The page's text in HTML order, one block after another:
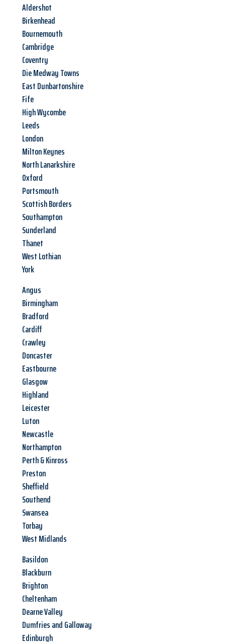
Aldershot
Birkenhead
Bournemouth
Cambridge
Coventry
Die Medway Towns
East Dunbartonshire
Fife
High Wycombe
Leeds
London
Milton Keynes
North Lanarkshire
Oxford
Portsmouth
Scottish Borders
Southampton
Sunderland
Thanet
West Lothian
York
Angus
Birmingham
Bradford
Cardiff
Crawley
Doncaster
Eastbourne
Glasgow
Highland
Leicester
Luton
Newcastle
Northampton
Perth & Kinross
Preston
Sheffield
Southend
Swansea
Torbay
West Midlands
Basildon
Blackburn
Brighton
Cheltenham
Dearne Valley
Dumfries and Galloway
Edinburgh